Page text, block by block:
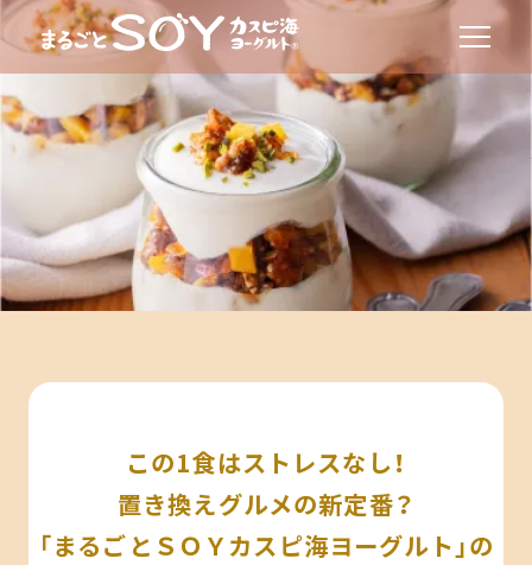
この1食はストレスなし！
置き換えグルメの新定番？
「まるごとＳＯＹカスピ海ヨーグルト」の